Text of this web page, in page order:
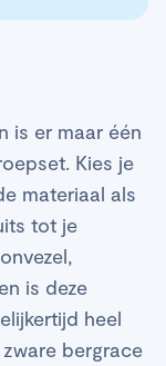
is er maar één
Kies je
materiaal als
tot je
is deze
heel
bergrace